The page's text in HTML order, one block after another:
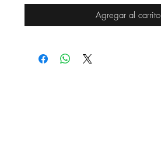
Agregar al carrito